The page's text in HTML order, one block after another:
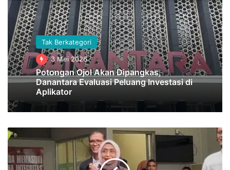
Tak Berkategori
3 Mei 2026
Potongan Ojol Akan Dipangkas,
Danantara Evaluasi Peluang Investasi di
Aplikator
Hirup
Bebas
Usai